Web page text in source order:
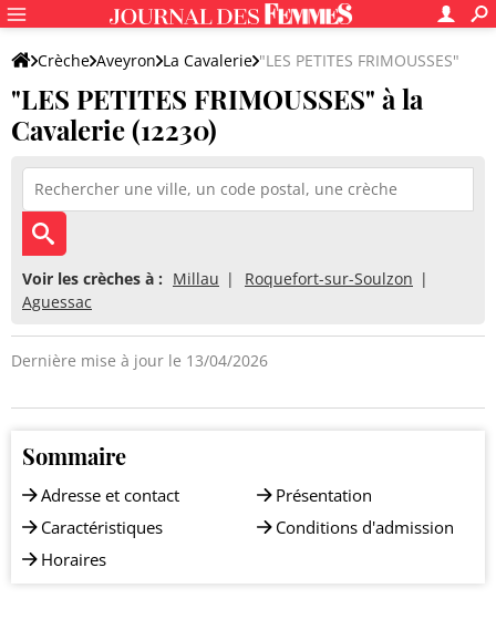
Crèche Aveyron La Cavalerie "LES PETITES FRIMOUSSES"
"LES PETITES FRIMOUSSES" à la
Cavalerie (12230)
Voir les crèches à : Millau
Roquefort-sur-Soulzon
Aguessac
Dernière mise à jour le 13/04/2026
Sommaire
Adresse et contact
Caractéristiques
Horaires
Présentation
Conditions d'admission